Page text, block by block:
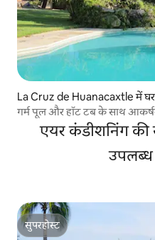
La Cruz de Huanacaxtle में घर
गर्म पूल और हॉट टब के साथ
एयर कंडीशनिंग की
उपलब्ध
सुपरहोस्ट
सुपरहोस्ट